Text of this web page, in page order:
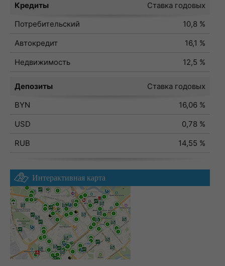
Кредиты
Ставка годовых
Потребительский
10,8 %
Автокредит
16,1 %
Недвижимость
12,5 %
Депозиты
Ставка годовых
BYN
16,06 %
USD
0,78 %
RUB
14,55 %
Интерактивная карта